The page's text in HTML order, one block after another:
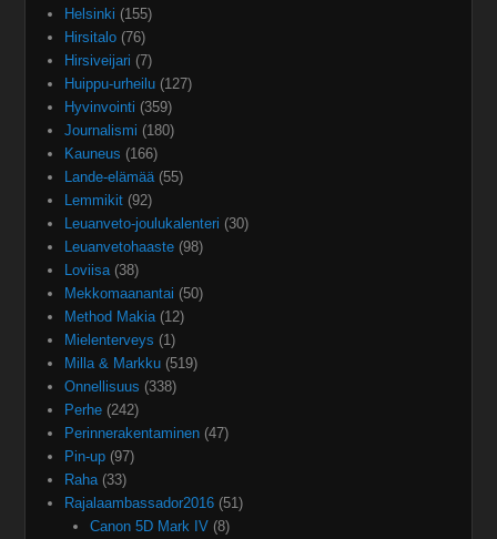
Helsinki (155)
Hirsitalo (76)
Hirsiveijari (7)
Huippu-urheilu (127)
Hyvinvointi (359)
Journalismi (180)
Kauneus (166)
Lande-elämää (55)
Lemmikit (92)
Leuanveto-joulukalenteri (30)
Leuanvetohaaste (98)
Loviisa (38)
Mekkomaanantai (50)
Method Makia (12)
Mielenterveys (1)
Milla & Markku (519)
Onnellisuus (338)
Perhe (242)
Perinnerakentaminen (47)
Pin-up (97)
Raha (33)
Rajalaambassador2016 (51)
Canon 5D Mark IV(8)